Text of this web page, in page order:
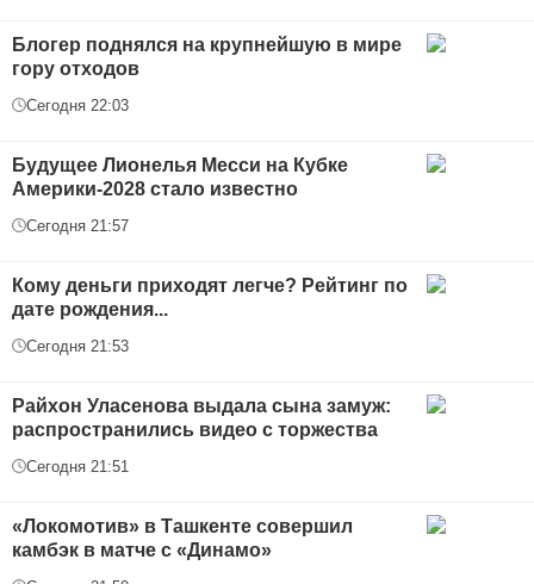
Блогер поднялся на крупнейшую в мире
гору отходов
Сегодня 22:03
Будущее Лионелья Месси на Кубке
Америки-2028 стало известно
Сегодня 21:57
Кому деньги приходят легче? Рейтинг по
дате рождения...
Сегодня 21:53
Райхон Уласенова выдала сына замуж:
распространились видео с торжества
Сегодня 21:51
«Локомотив» в Ташкенте совершил
камбэк в матче с «Динамо»